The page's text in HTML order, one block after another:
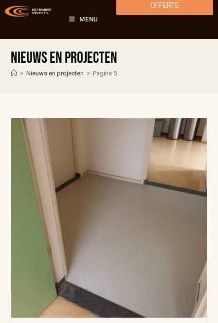
MENU
OFFERTE
Nieuws en projecten
> Nieuws en projecten > Pagina 5